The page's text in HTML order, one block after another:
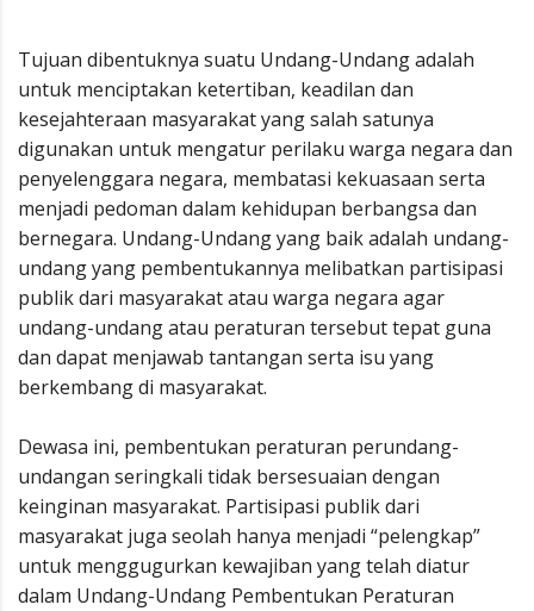
Tujuan dibentuknya suatu Undang-Undang adalah
untuk menciptakan ketertiban, keadilan dan
kesejahteraan masyarakat yang salah satunya
digunakan untuk mengatur perilaku warga negara dan
penyelenggara negara, membatasi kekuasaan serta
menjadi pedoman dalam kehidupan berbangsa dan
bernegara. Undang-Undang yang baik adalah undang-
undang yang pembentukannya melibatkan partisipasi
publik dari masyarakat atau warga negara agar
undang-undang atau peraturan tersebut tepat guna
dan dapat menjawab tantangan serta isu yang
berkembang di masyarakat.
Dewasa ini, pembentukan peraturan perundang-
undangan seringkali tidak bersesuaian dengan
keinginan masyarakat. Partisipasi publik dari
masyarakat juga seolah hanya menjadi “pelengkap”
untuk menggugurkan kewajiban yang telah diatur
dalam Undang-Undang Pembentukan Peraturan